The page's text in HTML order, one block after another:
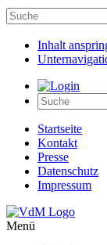
Inhalt
Startseite
Kontakt
Presse
Datenschutz
Impressum
Menü